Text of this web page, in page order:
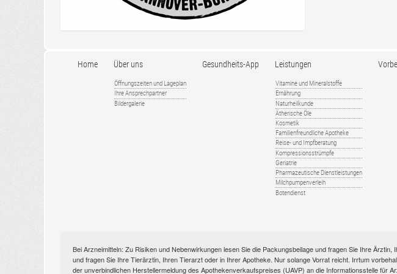
Home Über uns
Öffnungszeiten und Lageplan
Ihre Ansprechpartner
Bildergalerie
Gesundheits-App Leistungen
Vitamine und Mineralstoffe
Ernährung
Naturheilkunde
Ätherische Öle
Kosmetik
Familienfreundliche Apotheke
Reise- und Impfberatung
Kompressionsstrümpfe
Geriatrie
Pharmazeutische Dienstleistungen
Milchpumpenverleih
Botendienst
Bei Arzneimitteln: Zu Risiken und Nebenwirkungen lesen Sie die Packungsbeilage und fragen Sie Ihre
und fragen Sie Ihre Tierärztin, Ihren Tierarzt oder in Ihrer Apotheke. Nur solange Vorrat reicht. Irrtum
der unverbindlichen Herstellermeldung des Apothekenverkaufspreises (UAVP) an die Informationsstelle für